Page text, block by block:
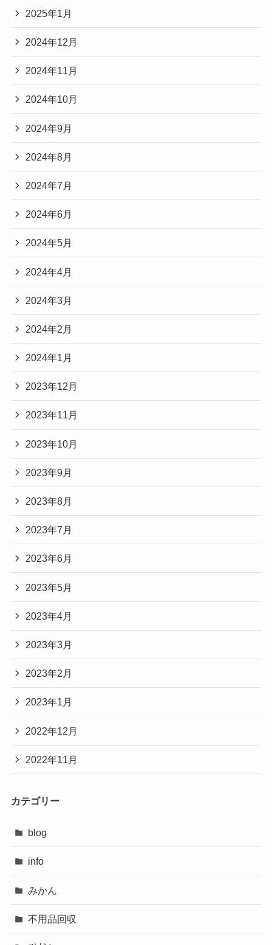
2025年1月
2024年12月
2024年11月
2024年10月
2024年9月
2024年8月
2024年7月
2024年6月
2024年5月
2024年4月
2024年3月
2024年2月
2024年1月
2023年12月
2023年11月
2023年10月
2023年9月
2023年8月
2023年7月
2023年6月
2023年5月
2023年4月
2023年3月
2023年2月
2023年1月
2022年12月
2022年11月
カテゴリー
blog
info
みかん
不用品回収